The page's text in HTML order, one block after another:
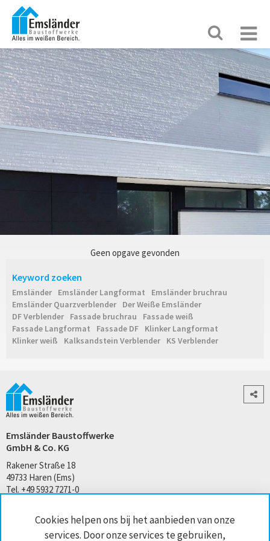
Cookies helpen ons bij het aanbieden van onze
services. Door onze services te gebruiken,
Geen opgave gevonden
Keyword zoeken
Emsländer Emsländer Langformat
Emsländer bruchrau
Emsländer Quarzverblender
Der Weiße Emsländer
DF Verblender
Fassade bruchrau
Fassade weiß
Fassade Langformat
Fassade DF
Klinker Langformat
Klinker weiß
Kalksandstein Verblender KS Verblender
Emsländer Baustoffwerke
GmbH & Co. KG
Rakener Straße 18
49733 Haren (Ems)
Tel. +49 5932 7271-0
www.emslaender.de